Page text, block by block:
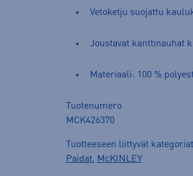
Vetoketju suojattu
Joustavat kanttinauhat
Materiaali: 100 %
Tuotenumero
MCK426370
Tuotteeseen liittyvät kategoriat
Paidat, McKINLEY